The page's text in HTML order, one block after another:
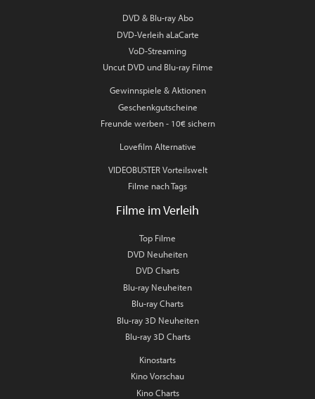
DVD & Blu-ray Abo
DVD-Verleih aLaCarte
VoD-Streaming
Uncut DVD und Blu-ray Filme
Gewinnspiele & Aktionen
Geschenkgutscheine
Freunde werben - 10€ sichern
Lovefilm Alternative
VIDEOBUSTER Vorteilswelt
Filme nach Tags
Filme im Verleih
Top Filme
DVD Neuheiten
DVD Charts
Blu-ray Neuheiten
Blu-ray Charts
Blu-ray 3D Neuheiten
Blu-ray 3D Charts
Kinostarts
Kino Vorschau
Kino Charts